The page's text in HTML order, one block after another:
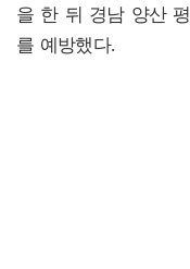
을 한 뒤 경남 양산
를 예방했다.